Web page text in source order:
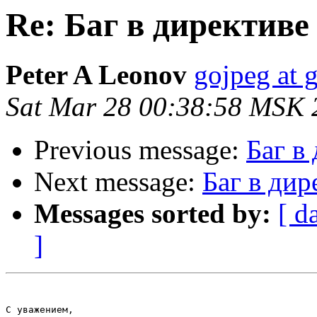
Re: Баг в
Peter A Leonov gojpeg at
Sat Mar 28 00:38:58 MSK
Previous message: Баг в
Next message: Баг в
Messages sorted by: [
]
С уважением,